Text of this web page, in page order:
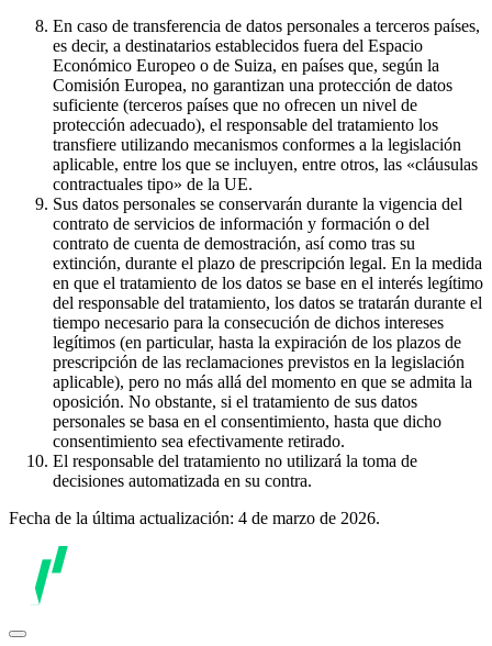
En caso de transferencia de datos personales a terceros países,
es decir, a destinatarios establecidos fuera del Espacio
Económico Europeo o de Suiza, en países que, según la
Comisión Europea, no garantizan una protección de datos
suficiente (terceros países que no ofrecen un nivel de
protección adecuado), el responsable del tratamiento los
transfiere utilizando mecanismos conformes a la legislación
aplicable, entre los que se incluyen, entre otros, las «cláusulas
contractuales tipo» de la UE.
Sus datos personales se conservarán durante la vigencia del
contrato de servicios de información y formación o del
contrato de cuenta de demostración, así como tras su
extinción, durante el plazo de prescripción legal. En la medida
en que el tratamiento de los datos se base en el interés legítimo
del responsable del tratamiento, los datos se tratarán durante el
tiempo necesario para la consecución de dichos intereses
legítimos (en particular, hasta la expiración de los plazos de
prescripción de las reclamaciones previstos en la legislación
aplicable), pero no más allá del momento en que se admita la
oposición. No obstante, si el tratamiento de sus datos
personales se basa en el consentimiento, hasta que dicho
consentimiento sea efectivamente retirado.
El responsable del tratamiento no utilizará la toma de
decisiones automatizada en su contra.
Fecha de la última actualización: 4 de marzo de 2026.